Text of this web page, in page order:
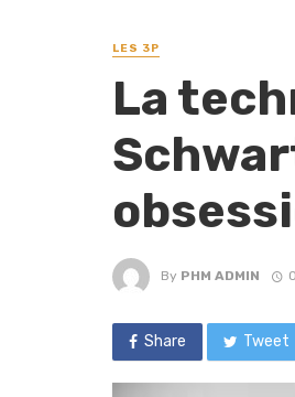
LES 3P
La
By PHM ADMIN
Share Tweet